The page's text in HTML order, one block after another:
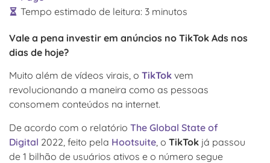
Tempo estimado de leitura: 3 minutos
Vale a pena investir em anúncios no TikTok Ads nos
dias de hoje?
Muito além de vídeos virais, o TikTok vem
revolucionando a maneira como as pessoas
consomem conteúdos na internet.
De acordo com o relatório The Global State of
Digital 2022, feito pela Hootsuite , o TikTok já passou
de 1 bilhão de usuários ativos e o número segue